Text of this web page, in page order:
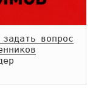
вопрос